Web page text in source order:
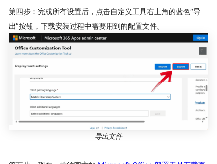
第四步：完成所有设置后，点击自定义工具右上角的蓝色“导
出”按钮，下载安装过程中需要用到的配置文件。
导出文件